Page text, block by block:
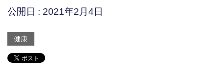
公開日 : 2021年2月4日
健康